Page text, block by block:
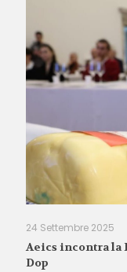
24 Settembre 2025
Aeics incontra la
Dop